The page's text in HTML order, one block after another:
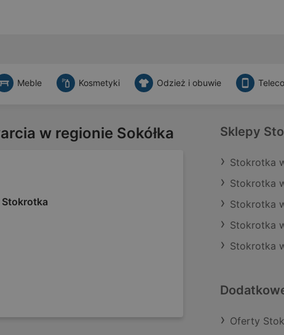
Meble Kosmetyki Odzież i obuwie
w regionie Sokółka Sklepy
Stokrotka
Stokrotka
Stokrotka
Stokrotka
Stokrotka
Oferty